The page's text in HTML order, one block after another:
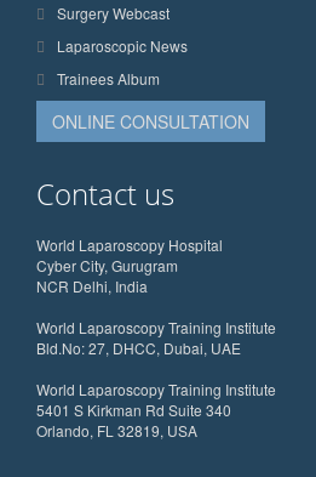
Surgery Webcast
Laparoscopic News
Trainees Album
ONLINE CONSULTATION
Contact us
World Laparoscopy Hospital
Cyber City, Gurugram
NCR Delhi, India
World Laparoscopy Training Institute
Bld.No: 27, DHCC, Dubai, UAE
World Laparoscopy Training Institute
5401 S Kirkman Rd Suite 340
Orlando, FL 32819, USA